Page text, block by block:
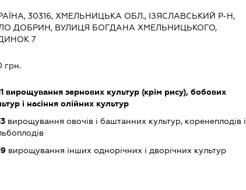
30316, ХМЕЛЬНИЦЬКА ОБЛ., ІЗЯСЛАВСЬКИЙ Р-Н,
ДОБРИН, ВУЛИЦЯ БОГДАНА ХМЕЛЬНИЦЬКОГО,
7
грн.
вирощування зернових культур (крім рису), бобових
і насіння олійних культур
вирощування овочів і баштанних культур, коренеплодів і
вирощування інших однорічних і дворічних культур